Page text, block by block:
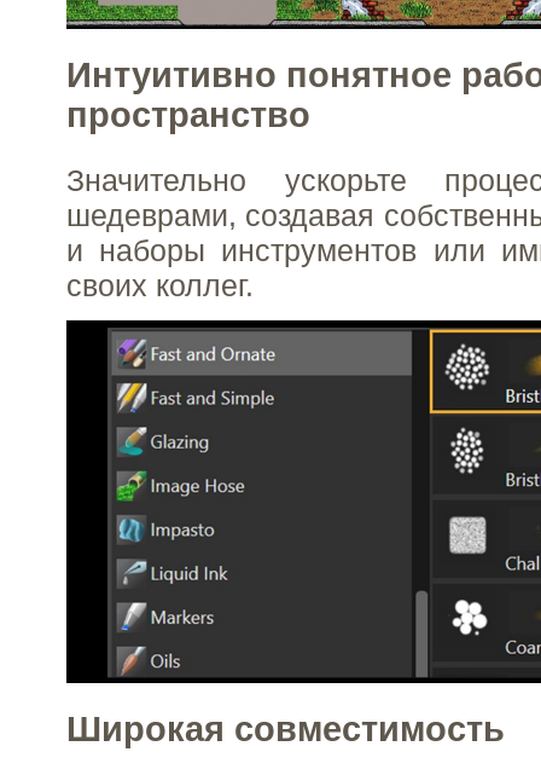
Интуитивно понятное
пространство
Значительно ускорьте
шедеврами, создавая
и наборы инструментов или
своих коллег.
Широкая совместимость